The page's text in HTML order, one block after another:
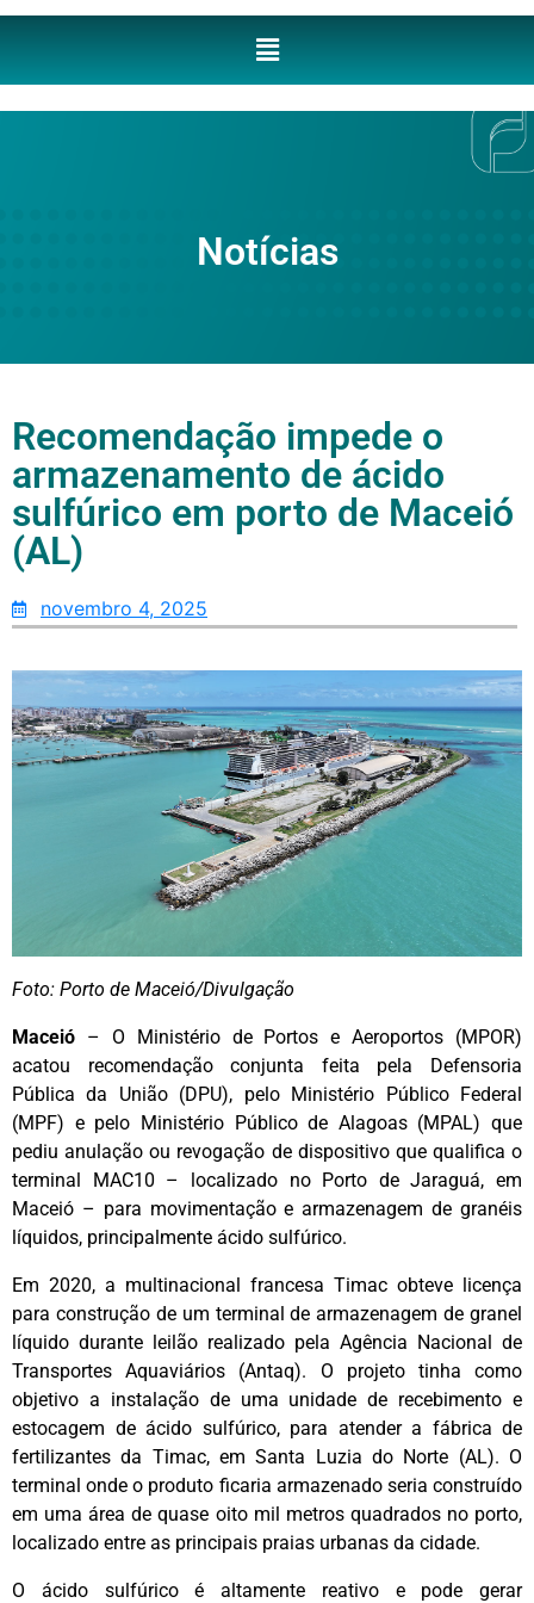
Notícias
Recomendação impede o
armazenamento de ácido
sulfúrico em porto de Maceió
(AL)
novembro 4, 2025
Foto: Porto de Maceió/Divulgação
Maceió – O Ministério de Portos e Aeroportos (MPOR)
acatou recomendação conjunta feita pela Defensoria
Pública da União (DPU), pelo Ministério Público Federal
(MPF) e pelo Ministério Público de Alagoas (MPAL) que
pediu anulação ou revogação de dispositivo que qualifica o
terminal MAC10 – localizado no Porto de Jaraguá, em
Maceió – para movimentação e armazenagem de granéis
líquidos, principalmente ácido sulfúrico.
Em 2020, a multinacional francesa Timac obteve licença
para construção de um terminal de armazenagem de granel
líquido durante leilão realizado pela Agência Nacional de
Transportes Aquaviários (Antaq). O projeto tinha como
objetivo a instalação de uma unidade de recebimento e
estocagem de ácido sulfúrico, para atender a fábrica de
fertilizantes da Timac, em Santa Luzia do Norte (AL). O
terminal onde o produto ficaria armazenado seria construído
em uma área de quase oito mil metros quadrados no porto,
localizado entre as principais praias urbanas da cidade.
O ácido sulfúrico é altamente reativo e pode gerar